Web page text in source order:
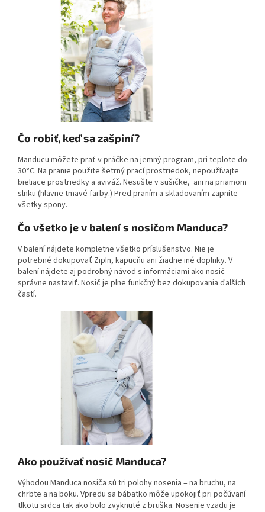
Čo robiť, keď sa zašpiní?
Manducu môžete prať v práčke na jemný program, pri teplote do
30°C. Na pranie použite šetrný prací prostriedok, nepoužívajte
bieliace prostriedky a aviváž. Nesušte v sušičke, ani na priamom
slnku (hlavne tmavé farby.) Pred praním a skladovaním zapnite
všetky spony.
Čo všetko je v balení s nosičom Manduca?
V balení nájdete kompletne všetko príslušenstvo. Nie je
potrebné dokupovať ZipIn, kapucňu ani žiadne iné doplnky. V
balení nájdete aj podrobný návod s informáciami ako nosič
správne nastaviť. Nosič je plne funkčný bez dokupovania ďalších
častí.
Ako používať nosič Manduca?
Výhodou Manduca nosiča sú tri polohy nosenia – na bruchu, na
chrbte a na boku. Vpredu sa bábätko môže upokojiť pri počúvaní
tlkotu srdca tak ako bolo zvyknuté z bruška. Nosenie vzadu je